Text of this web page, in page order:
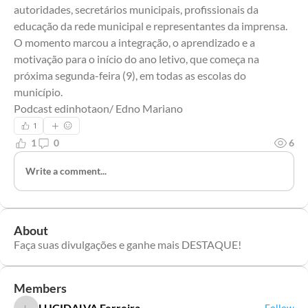
autoridades, secretários municipais, profissionais da
educação da rede municipal e representantes da imprensa.
O momento marcou a integração, o aprendizado e a
motivação para o início do ano letivo, que começa na
próxima segunda-feira (9), em todas as escolas do
município.
Podcast edinhotaon/ Edno Mariano
1
1 0 6
Write a comment...
About
Faça suas divulgações e ganhe mais DESTAQUE!
Members